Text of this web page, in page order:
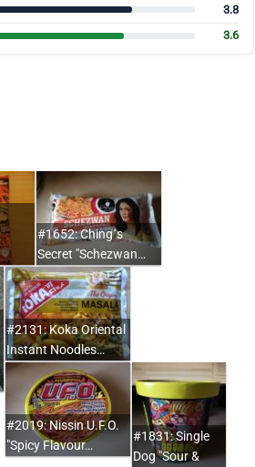
3.8
3.6
#1652: Ching´s
Secret "Schezwan…
#2131: Koka Oriental
Instant Noodles…
#2019: Nissin U.F.O.
"Spicy Flavour…
#1831: Single
Dog "Sour &